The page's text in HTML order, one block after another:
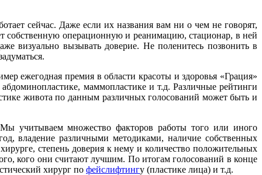
сейчас. Даже если их названия вам ни о чем не говорят,
собственную операционную и реанимацию, стационар, в ней
визуально вызывать доверие. Не поленитесь позвонить в
ежегодная премия в области красоты и здоровья «Грация»
маммопластике и т.д. Различные рейтинги
живота по данным различных голосований может быть и
учитываем множество факторов работы того или иного
владение различными методиками, наличие собственных
степень доверия к нему и количество положительных
кого они считают лучшим. По итогам голосований в конце
хирург по фейслифтингу (пластике лица) и т.д.